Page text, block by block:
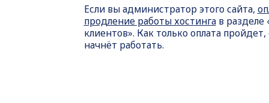
Если вы администратор этого сайта,
продление работы хостингав разделе
клиентов». Как только оплата пройдет,
начнёт работать.